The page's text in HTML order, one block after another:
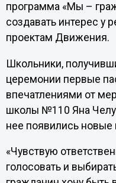
программа «Мы –
создавать интерес у
проектам Движения.
Школьники,
церемонии первые
впечатлениями от
школы №110 Яна
нее появились новые
«Чувствую
голосовать и